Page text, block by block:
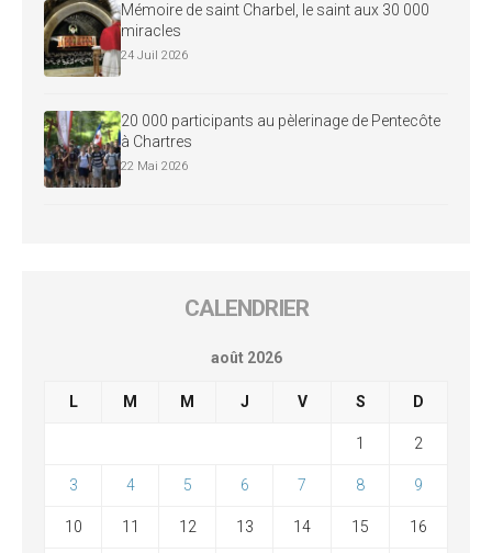
Mémoire de saint Charbel, le saint aux 30 000
miracles
24 Juil 2026
20 000 participants au pèlerinage de Pentecôte
à Chartres
22 Mai 2026
CALENDRIER
août 2026
L M M J V S D
1 2
3 4 5 6 7 8 9
10 11 12 13 14 15 16